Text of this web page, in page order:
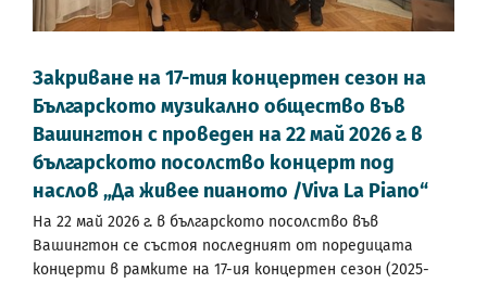
Закриване на 17-тия концертен сезон на
Българското музикално общество във
Вашингтон с проведен на 22 май 2026 г. в
българското посолство концерт под
наслов „Да живее пианото /Viva La Piano“
На 22 май 2026 г. в българското посолство във
Вашингтон се състоя последният от поредицата
концерти в рамките на 17-ия концертен сезон (2025-